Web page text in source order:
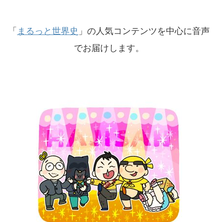
「 まるっと世界史 」の人気コンテンツを中心に音声
でお届けします。